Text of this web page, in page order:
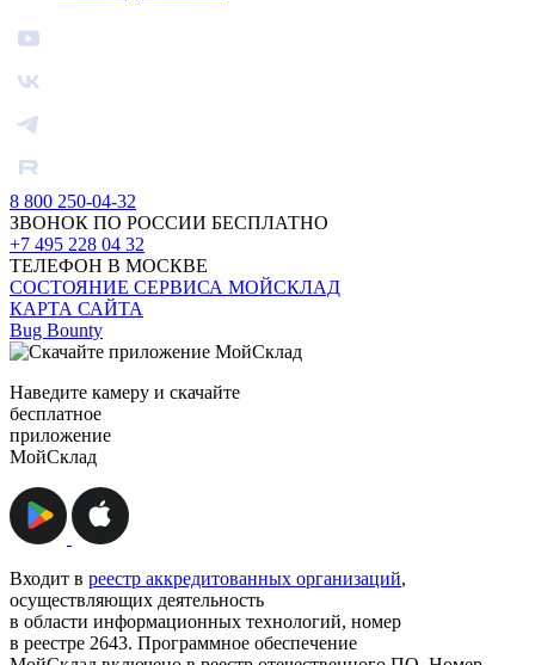
8 800 250-04-32
ЗВОНОК ПО РОССИИ БЕСПЛАТНО
+7 495 228 04 32
ТЕЛЕФОН В МОСКВЕ
СОСТОЯНИЕ СЕРВИСА МОЙСКЛАД
КАРТА САЙТА
Bug Bounty
Наведите камеру и скачайте
бесплатное
приложение
МойСклад
Входит в реестр аккредитованных организаций,
осуществляющих деятельность
в области информационных технологий, номер
в реестре 2643. Программное обеспечение